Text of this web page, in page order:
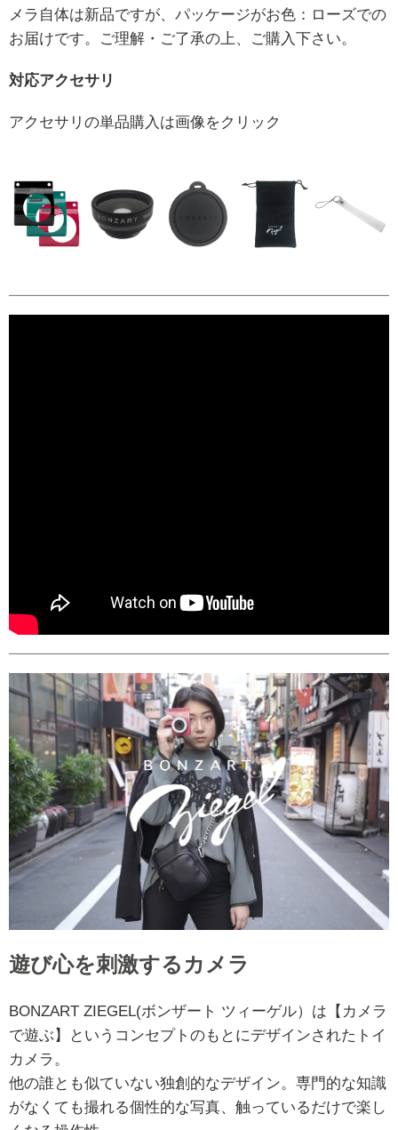
メラ自体は新品ですが、パッケージがお色：ローズでの
お届けです。ご理解・ご了承の上、ご購入下さい。
対応アクセサリ
アクセサリの単品購入は画像をクリック
遊び心を刺激するカメラ
BONZART ZIEGEL(ボンザート ツィーゲル）は【カメラ
で遊ぶ】というコンセプトのもとにデザインされたトイ
カメラ。
他の誰とも似ていない独創的なデザイン。専門的な知識
がなくても撮れる個性的な写真、触っているだけで楽し